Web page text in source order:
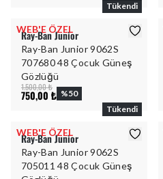
WEB'E ÖZEL
Tükendi
Ray-Ban Junior
Ray-Ban Junior 9062S
707680 48 Çocuk Güneş
Gözlüğü
1.500,00 ₺
750,00 ₺ %50
WEB'E ÖZEL
Tükendi
Ray-Ban Junior
Ray-Ban Junior 9062S
705011 48 Çocuk Güneş